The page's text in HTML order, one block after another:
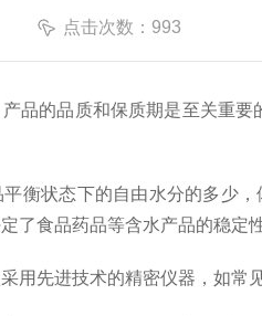
点击次数：993
的品质和保质期是至关重要
状态下的自由水分的多少，
了食品药品等含水产品的稳定
用先进技术的精密仪器，如常